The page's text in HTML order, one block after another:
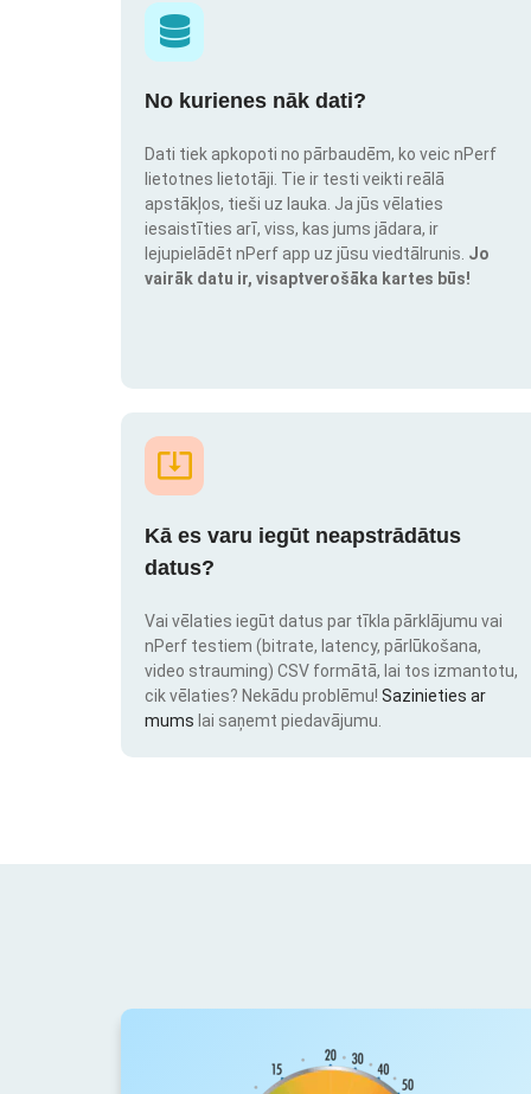
No kurienes nāk dati?
Dati tiek apkopoti no pārbaudēm, ko veic nPerf
lietotnes lietotāji. Tie ir testi veikti reālā
apstākļos, tieši uz lauka. Ja jūs vēlaties
iesaistīties arī, viss, kas jums jādara, ir
lejupielādēt nPerf app uz jūsu viedtālrunis. Jo
vairāk datu ir, visaptverošāka kartes būs!
Kā es varu iegūt neapstrādātus
datus?
Vai vēlaties iegūt datus par tīkla pārklājumu vai
nPerf testiem (bitrate, latency, pārlūkošana,
video strauming) CSV formātā, lai tos izmantotu,
cik vēlaties? Nekādu problēmu! Sazinieties ar
mums lai saņemt piedavājumu.